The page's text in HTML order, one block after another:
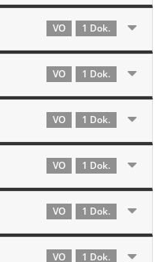
VO 1 Dok.
VO 1 Dok.
VO 1 Dok.
VO 1 Dok.
VO 1 Dok.
VO 1 Dok.